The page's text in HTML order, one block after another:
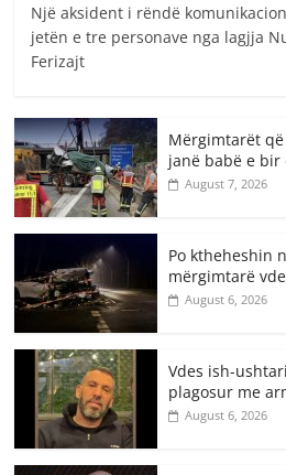
Një aksident i rëndë
jetën e tre personave nga lagjja
Ferizajt
Mërgimtarët
janë babë e
August 7, 2026
Po ktheheshin
mërgimtarë
August 6, 2026
Vdes ish-
plagosur me
August 6, 2026